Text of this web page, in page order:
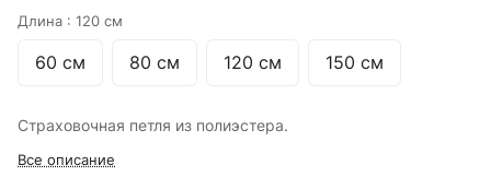
Длина : 120 см
60 см 80 см 120 см 150 см
Страховочная петля из полиэстера.
Все описание